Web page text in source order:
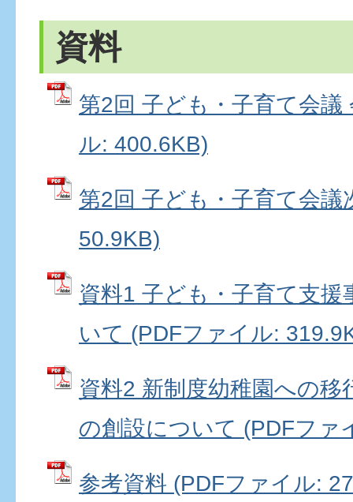
資料
第2回 子ども・子育て会議
ル: 400.6KB)
第2回 子ども・子育て会議
50.9KB)
資料1 子ども・子育て支援
いて (PDFファイル:
資料2 新制度幼稚園への移
の創設について (PDFファ
参考資料 (PDFファイル: